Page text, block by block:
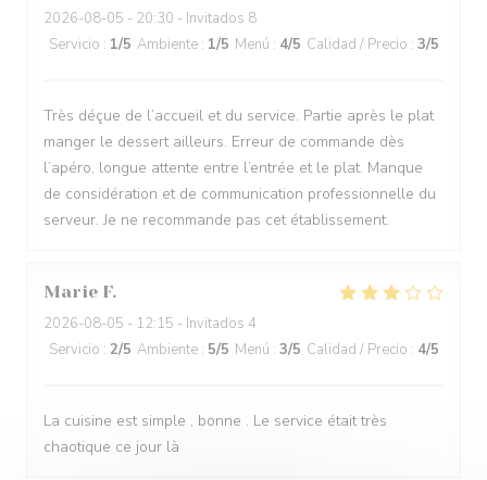
2026-08-05 - 20:30 - Invitados 8
Servicio : 1/5 Ambiente : 1/5 Menú : 4/5 Calidad / Precio : 3/5
Très déçue de l’accueil et du service. Partie après le plat
manger le dessert ailleurs. Erreur de commande dès
l’apéro, longue attente entre l’entrée et le plat. Manque
de considération et de communication professionnelle du
serveur. Je ne recommande pas cet établissement.
Marie F
2026-08-05 - 12:15 - Invitados 4
Servicio : 2/5 Ambiente : 5/5 Menú : 3/5 Calidad / Precio : 4/5
La cuisine est simple , bonne . Le service était très
chaotique ce jour là